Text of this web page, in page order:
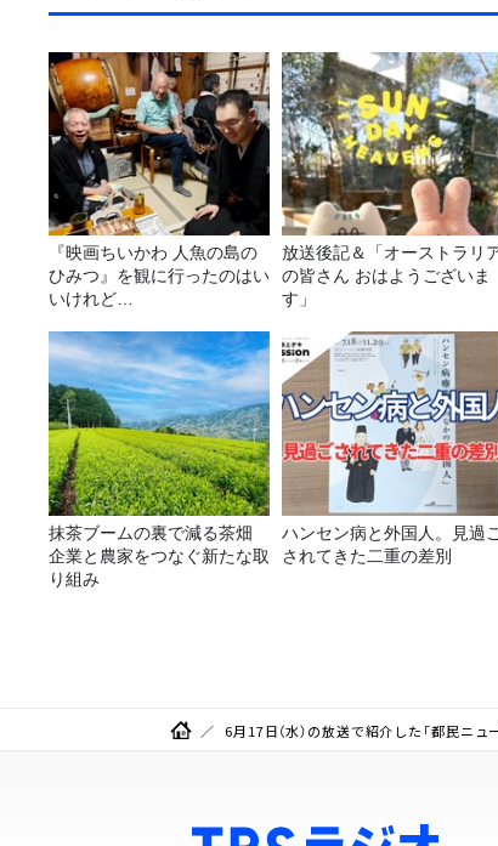
『映画ちいかわ 人魚の島の
ひみつ』を観に行ったのはい
いけれど…
放送後記＆「オーストラリ
の皆さん おはようございま
す」
抹茶ブームの裏で減る茶畑
企業と農家をつなぐ新たな取
り組み
ハンセン病と外国人。見過
されてきた二重の差別
6月17日（水）の放送で紹介した「都民ニュ